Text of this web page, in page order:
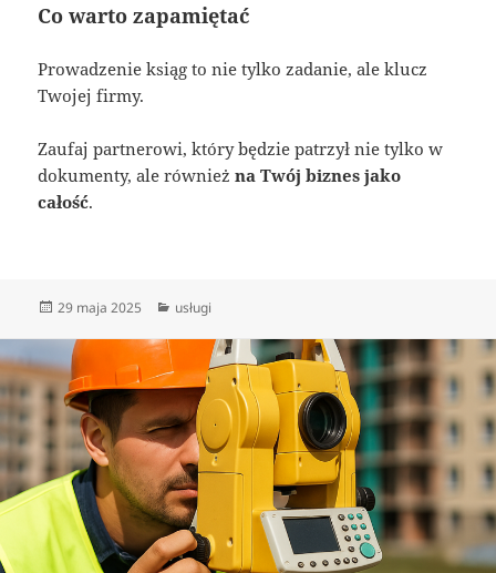
Co warto zapamiętać
Prowadzenie ksiąg to nie tylko zadanie, ale klucz
Twojej firmy.
Zaufaj partnerowi, który będzie patrzył nie tylko w
dokumenty, ale równieżna Twój biznes jako
całość.
Data
29 maja 2025 Kategorie
usługi